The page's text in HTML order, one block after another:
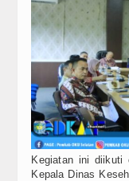
Kegiatan ini diikuti
Kepala Dinas